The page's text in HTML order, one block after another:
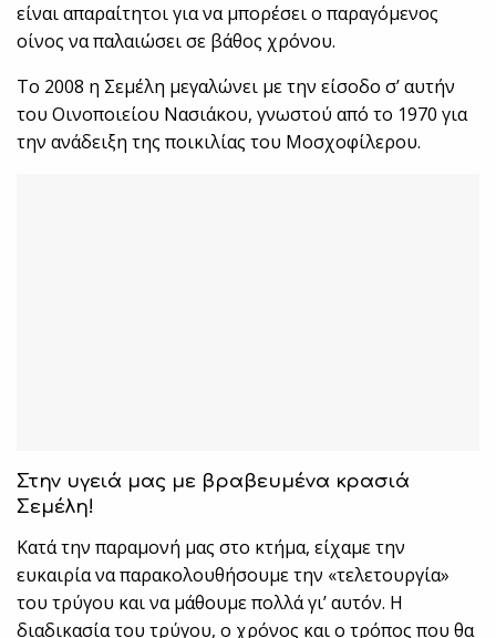
είναι απαραίτητοι για να μπορέσει ο παραγόμενος
οίνος να παλαιώσει σε βάθος χρόνου.
Το 2008 η Σεμέλη μεγαλώνει με την είσοδο σ’ αυτήν
του Οινοποιείου Νασιάκου, γνωστού από το 1970 για
την ανάδειξη της ποικιλίας του Μοσχοφίλερου.
Στην υγειά μας με βραβευμένα κρασιά
Σεμέλη!
Κατά την παραμονή μας στο κτήμα, είχαμε την
ευκαιρία να παρακολουθήσουμε την «τελετουργία»
του τρύγου και να μάθουμε πολλά γι’ αυτόν. Η
διαδικασία του τρύγου, ο χρόνος και ο τρόπος που θα